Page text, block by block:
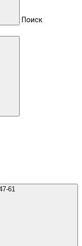
Поиск
+7 (910) 799-47-61